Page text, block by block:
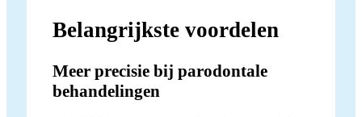
Belangrijkste voordelen
Meer precisie bij parodontale
behandelingen